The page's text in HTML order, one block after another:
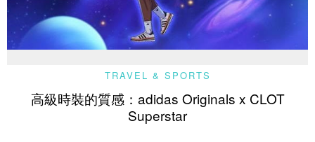
TRAVEL & SPORTS
高級時裝的質感：adidas Originals x CLOT
Superstar